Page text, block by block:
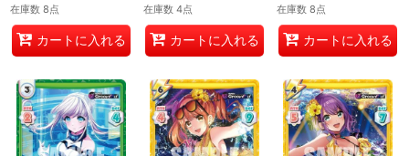
在庫数 8点
カートに入れる
在庫数 4点
カートに入れる
在庫数 8点
カートに入れる